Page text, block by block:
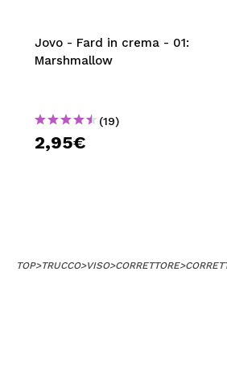
Jovo - Fard in crema - 01:
Marshmallow
(19)
2,95€
TOP>TRUCCO>VISO>CORRETTORE>